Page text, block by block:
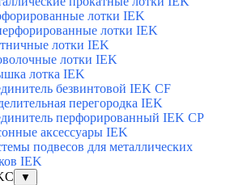
лотки IEK
лотки IEK
лотки IEK
лотки IEK
лотка IEK
безвинтовой IEK CF
перегородка IEK
перфорированный IEK CP
аксессуары IEK
подвесов для металлических
IEK
▼